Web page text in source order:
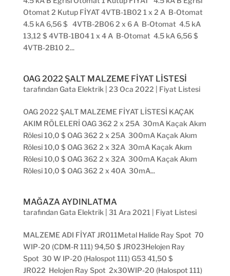
Otomat 2 Kutup FİYAT 4VTB-1B02 1 x 2 A B-Otomat
4.5 kA 6,56 $ 4VTB-2B06 2 x 6 A B-Otomat 4.5 kA
13,12 $ 4VTB-1B04 1 x 4 A B-Otomat 4.5 kA 6,56 $
4VTB-2B10 2...
OAG 2022 ŞALT MALZEME FİYAT LİSTESİ
tarafındanGata Elektrik 23 Oca 2022 Fiyat Listesi
OAG 2022 ŞALT MALZEME FİYAT LİSTESİ KAÇAK
AKIM RÖLELERİ OAG 362 2 x 25A 30mA Kaçak Akım
Rölesi 10,0 $ OAG 362 2 x 25A 300mA Kaçak Akım
Rölesi 10,0 $ OAG 362 2 x 32A 30mA Kaçak Akım
Rölesi 10,0 $ OAG 362 2 x 32A 300mA Kaçak Akım
Rölesi 10,0 $ OAG 362 2 x 40A 30mA...
MAĞAZA AYDINLATMA
tarafındanGata Elektrik 31 Ara 2021 Fiyat Listesi
MALZEME ADI FİYAT JR011Metal Halide Ray Spot 70
WIP-20 (CDM-R 111) 94,50 $ JR023Helojen Ray
Spot 30 W IP-20 (Halospot 111) G53 41,50 $
JR022 Helojen Ray Spot 2x30WIP-20 (Halospot 111)